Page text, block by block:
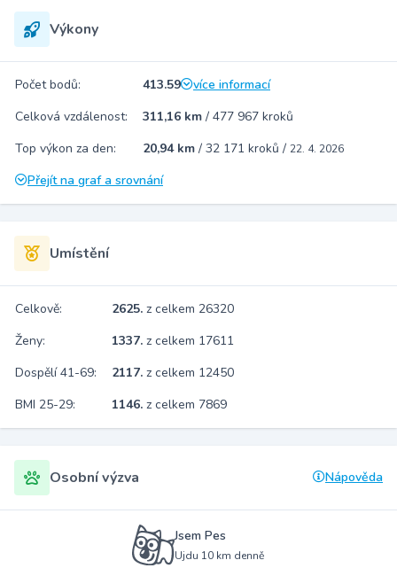
Výkony
Počet bodů: 413.59
více informací
Celková vzdálenost:
311,16 km / 477 967 kroků
Top výkon za den:
20,94 km / 32 171 kroků / 22. 4. 2026
Přejít na graf a srovnání
Umístění
Celkově: 2625. z celkem 26320
Ženy:
1337. z celkem 17611
Dospělí 41-69:
2117. z celkem 12450
BMI 25-29:
1146. z celkem 7869
Osobní výzva Nápověda
Jsem Pes
Ujdu 10 km denně